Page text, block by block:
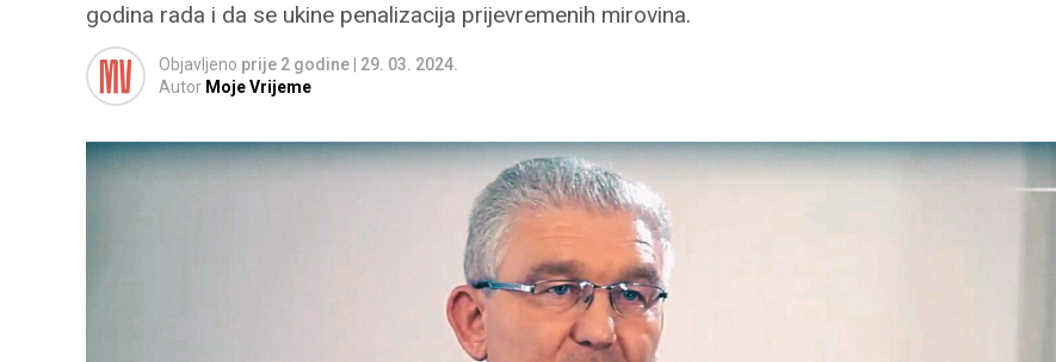
godina rada i da se ukine penalizacija prijevremenih mirovina.
Objavljeno prije 2 godine
29. 03. 2024.
Autor Moje Vrijeme